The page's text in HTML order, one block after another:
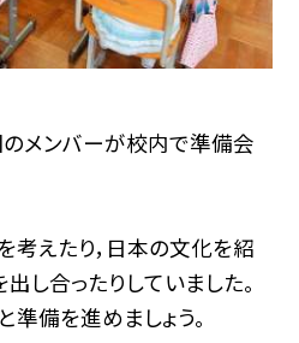
メンバーが校内で準備会
考えたり，日本の文化を紹
し合ったりしていました。
準備を進めましょう。